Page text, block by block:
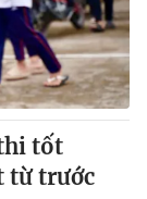
tốt
từ trước